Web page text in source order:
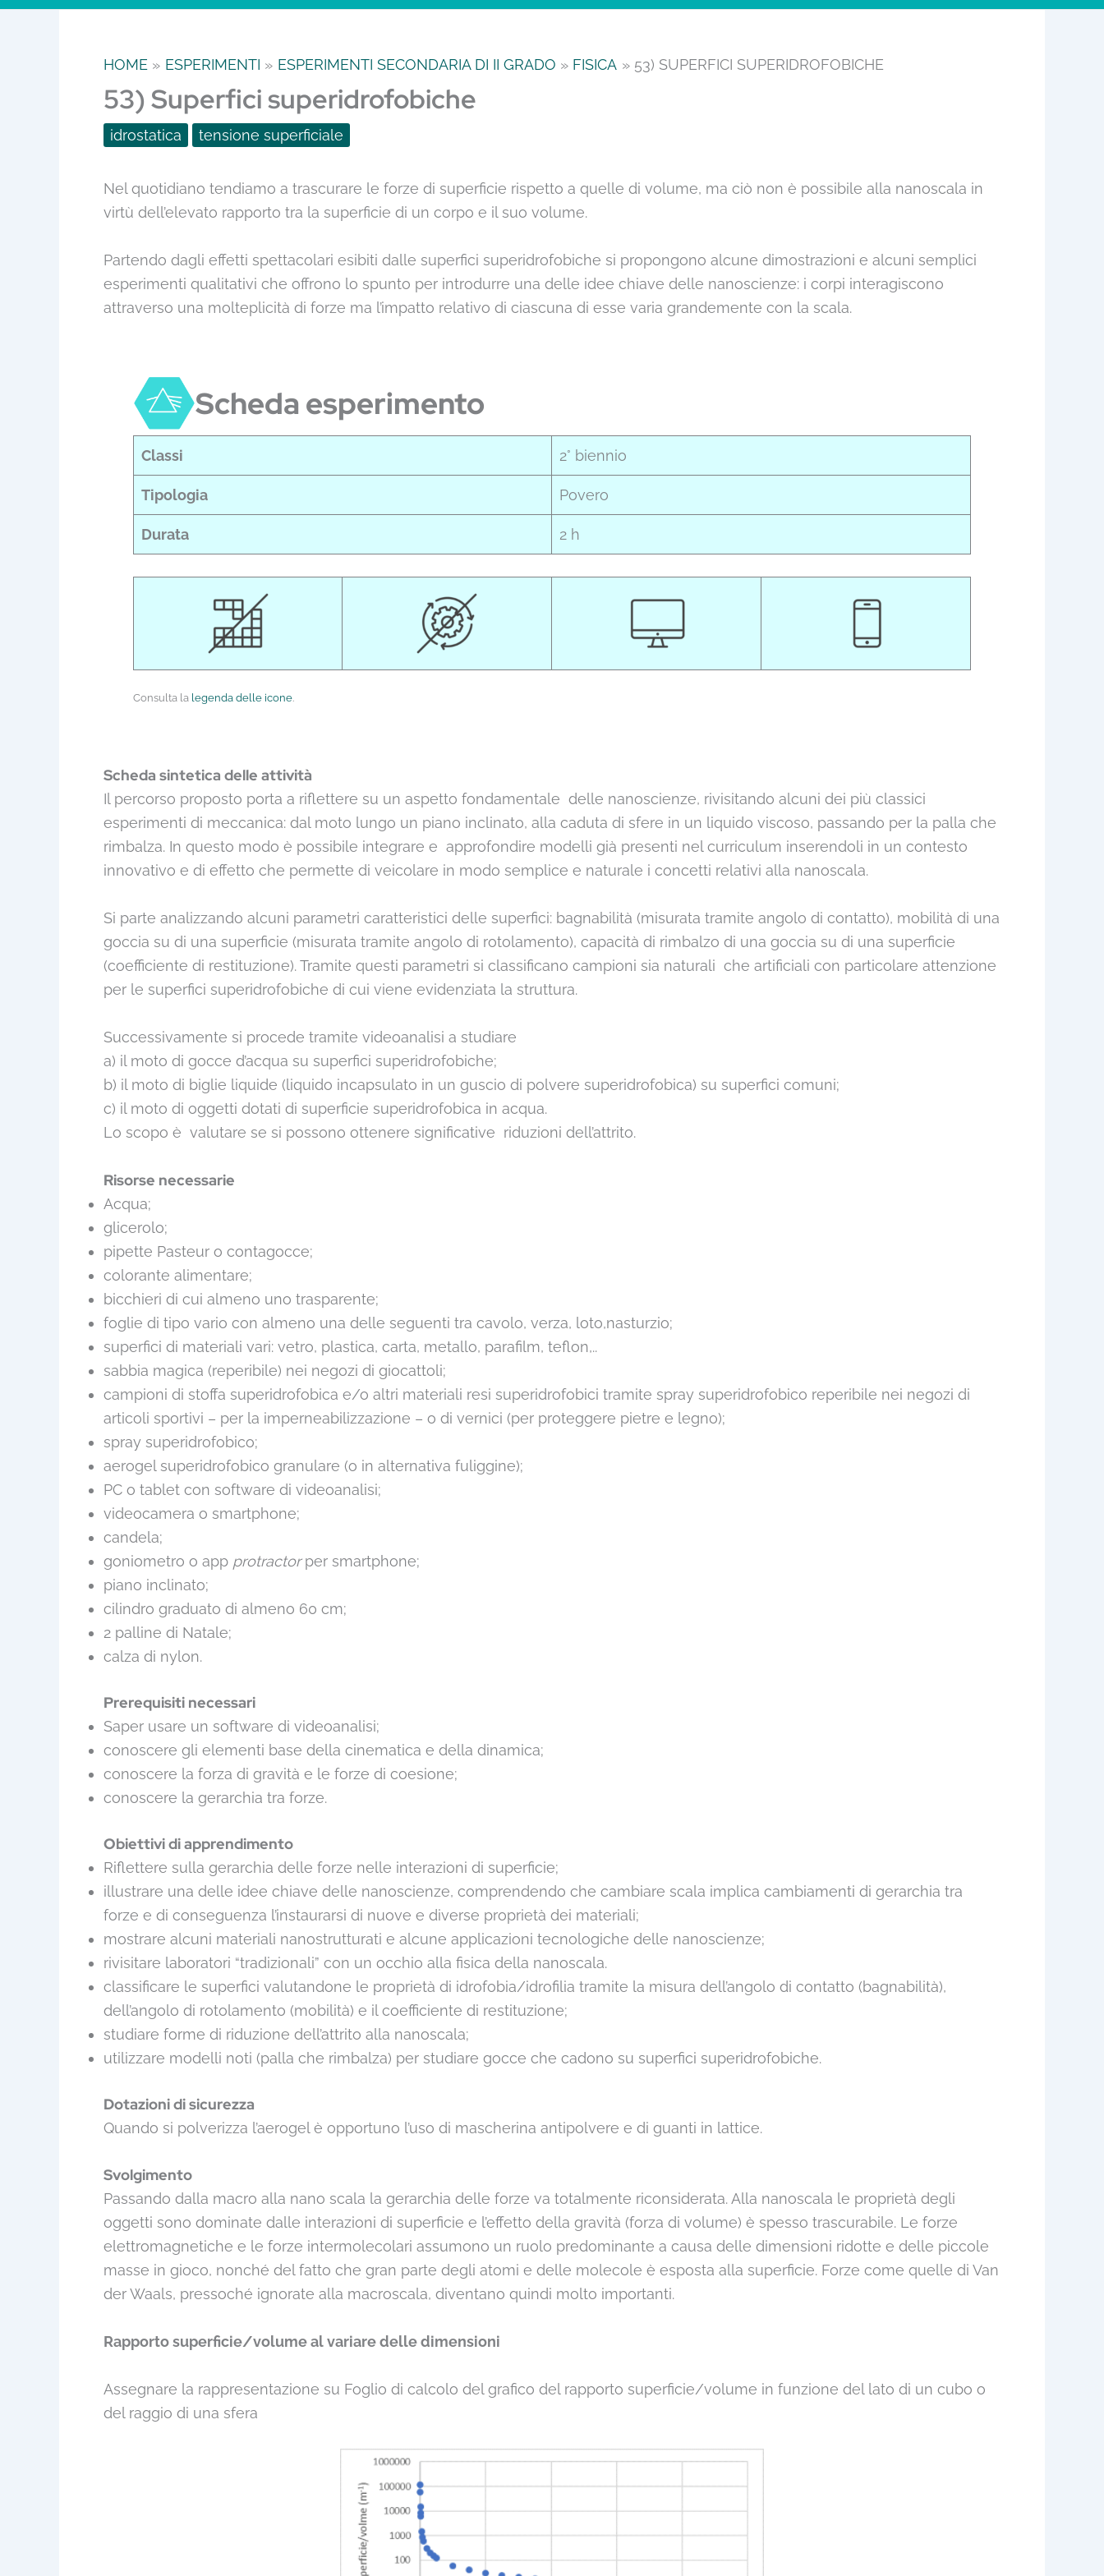
HOME ESPERIMENTI ESPERIMENTI SECONDARIA DI II GRADO FISICA 53) SUPERFICI SUPERIDROFOBICHE
53) Superfici superidrofobiche
idrostatica tensione superficiale
Nel quotidiano tendiamo a trascurare le forze di superficie rispetto a quelle di volume, ma ciò non è possibile alla nanoscala in
virtù dell’elevato rapporto tra la superficie di un corpo e il suo volume.
Partendo dagli effetti spettacolari esibiti dalle superfici superidrofobiche si propongono alcune dimostrazioni e alcuni semplici
esperimenti qualitativi che offrono lo spunto per introdurre una delle idee chiave delle nanoscienze: i corpi interagiscono
attraverso una molteplicità di forze ma l’impatto relativo di ciascuna di esse varia grandemente con la scala.
Scheda esperimento
Classi 2° biennio
Tipologia Povero
Durata 2 h
Consulta la legenda delle icone.
Scheda sintetica delle attività
Il percorso proposto porta a riflettere su un aspetto fondamentale delle nanoscienze, rivisitando alcuni dei più classici
esperimenti di meccanica: dal moto lungo un piano inclinato, alla caduta di sfere in un liquido viscoso, passando per la palla che
rimbalza. In questo modo è possibile integrare e approfondire modelli già presenti nel curriculum inserendoli in un contesto
innovativo e di effetto che permette di veicolare in modo semplice e naturale i concetti relativi alla nanoscala.
Si parte analizzando alcuni parametri caratteristici delle superfici: bagnabilità (misurata tramite angolo di contatto), mobilità di una
goccia su di una superficie (misurata tramite angolo di rotolamento), capacità di rimbalzo di una goccia su di una superficie
(coefficiente di restituzione). Tramite questi parametri si classificano campioni sia naturali che artificiali con particolare attenzione
per le superfici superidrofobiche di cui viene evidenziata la struttura.
Successivamente si procede tramite videoanalisi a studiare
a) il moto di gocce d’acqua su superfici superidrofobiche;
b) il moto di biglie liquide (liquido incapsulato in un guscio di polvere superidrofobica) su superfici comuni;
c) il moto di oggetti dotati di superficie superidrofobica in acqua.
Lo scopo è valutare se si possono ottenere significative riduzioni dell’attrito.
Risorse necessarie
Acqua;
glicerolo;
pipette Pasteur o contagocce;
colorante alimentare;
bicchieri di cui almeno uno trasparente;
foglie di tipo vario con almeno una delle seguenti tra cavolo, verza, loto,nasturzio;
superfici di materiali vari: vetro, plastica, carta, metallo, parafilm, teflon,..
sabbia magica (reperibile) nei negozi di giocattoli;
campioni di stoffa superidrofobica e/o altri materiali resi superidrofobici tramite spray superidrofobico reperibile nei negozi di
articoli sportivi – per la imperneabilizzazione – o di vernici (per proteggere pietre e legno);
spray superidrofobico;
aerogel superidrofobico granulare (o in alternativa fuliggine);
PC o tablet con software di videoanalisi;
videocamera o smartphone;
candela;
goniometro o app protractorper smartphone;
piano inclinato;
cilindro graduato di almeno 60 cm;
2 palline di Natale;
calza di nylon.
Prerequisiti necessari
Saper usare un software di videoanalisi;
conoscere gli elementi base della cinematica e della dinamica;
conoscere la forza di gravità e le forze di coesione;
conoscere la gerarchia tra forze.
Obiettivi di apprendimento
Riflettere sulla gerarchia delle forze nelle interazioni di superficie;
illustrare una delle idee chiave delle nanoscienze, comprendendo che cambiare scala implica cambiamenti di gerarchia tra
forze e di conseguenza l’instaurarsi di nuove e diverse proprietà dei materiali;
mostrare alcuni materiali nanostrutturati e alcune applicazioni tecnologiche delle nanoscienze;
rivisitare laboratori “tradizionali” con un occhio alla fisica della nanoscala.
classificare le superfici valutandone le proprietà di idrofobia/idrofilia tramite la misura dell’angolo di contatto (bagnabilità),
dell’angolo di rotolamento (mobilità) e il coefficiente di restituzione;
studiare forme di riduzione dell’attrito alla nanoscala;
utilizzare modelli noti (palla che rimbalza) per studiare gocce che cadono su superfici superidrofobiche.
Dotazioni di sicurezza
Quando si polverizza l’aerogel è opportuno l’uso di mascherina antipolvere e di guanti in lattice.
Svolgimento
Passando dalla macro alla nano scala la gerarchia delle forze va totalmente riconsiderata. Alla nanoscala le proprietà degli
oggetti sono dominate dalle interazioni di superficie e l’effetto della gravità (forza di volume) è spesso trascurabile. Le forze
elettromagnetiche e le forze intermolecolari assumono un ruolo predominante a causa delle dimensioni ridotte e delle piccole
masse in gioco, nonché del fatto che gran parte degli atomi e delle molecole è esposta alla superficie. Forze come quelle di Van
der Waals, pressoché ignorate alla macroscala, diventano quindi molto importanti.
Rapporto superficie/volume al variare delle dimensioni
Assegnare la rappresentazione su Foglio di calcolo del grafico del rapporto superficie/volume in funzione del lato di un cubo o
del raggio di una sfera